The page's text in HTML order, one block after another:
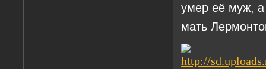
умер её муж, а
мать